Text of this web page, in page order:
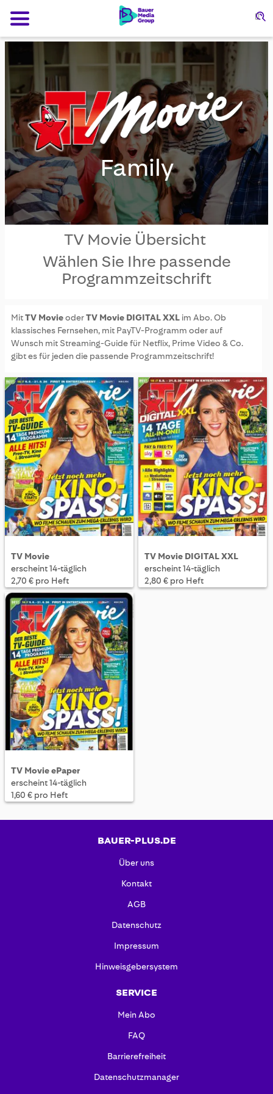
Family
TV Movie Übersicht
Wählen Sie Ihre passende
Programmzeitschrift
MitTV MovieoderTV Movie DIGITAL XXL im Abo. Ob
klassisches Fernsehen, mit PayTV-Programm oder auf
Wunsch mit Streaming-Guide für Netflix, Prime Video & Co.
gibt es für jeden die passende Programmzeitschrift!
TV Movie
erscheint 14-täglich
2,70 € pro Heft
TV Movie DIGITAL XXL
erscheint 14-täglich
2,80 € pro Heft
TV Movie ePaper
erscheint 14-täglich
1,60 € pro Heft
BAUER-PLUS.DE
Über uns
Kontakt
AGB
Datenschutz
Impressum
Hinweisgebersystem
SERVICE
Mein Abo
FAQ
Barrierefreiheit
Datenschutzmanager